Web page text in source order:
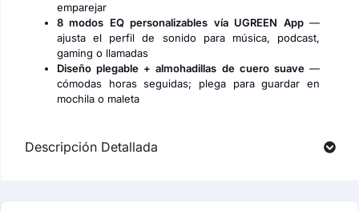
emparejar
8 modos EQ personalizables vía UGREEN App —
ajusta el perfil de sonido para música, podcast,
gaming o llamadas
Diseño plegable + almohadillas de cuero suave —
cómodas horas seguidas; plega para guardar en
mochila o maleta
Descripción Detallada